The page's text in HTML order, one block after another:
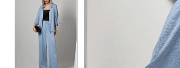
ОПТОВЫМ ПОКУПАТЕЛЯМ
РОЗНИЧНЫМ ПОКУПАТЕЛЯМ